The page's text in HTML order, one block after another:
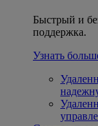
Быстрый и
поддержка.
Узнать